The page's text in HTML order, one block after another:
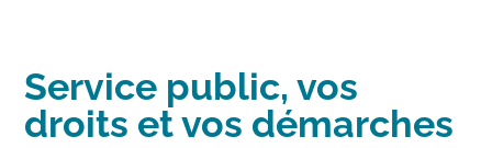
Service public, vos
droits et vos démarches